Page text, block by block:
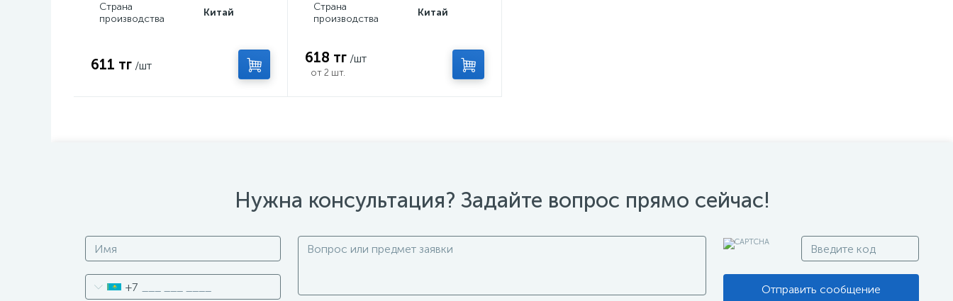
Страна
производства
Китай
611 тг /шт
Страна
производства
Китай
618 тг /шт
от 2 шт.
Нужна консультация? Задайте вопрос прямо сейчас!
+7 Отправить сообщение